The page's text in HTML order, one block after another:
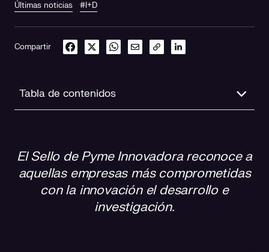
Últimas noticias #I+D
Compartir
Tabla de contenidos
El Sello de Pyme Innovadora reconoce a
aquellas empresas más comprometidas
con la innovación el desarrollo e
investigación.